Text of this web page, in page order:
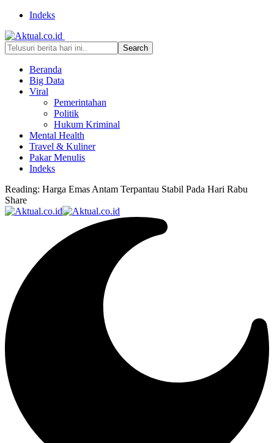
Indeks
Beranda
Big Data
Viral
Pemerintahan
Politik
Hukum Kriminal
Mental Health
Travel & Kuliner
Pakar Menulis
Indeks
Reading: Harga Emas Antam Terpantau Stabil Pada Hari Rabu
Share